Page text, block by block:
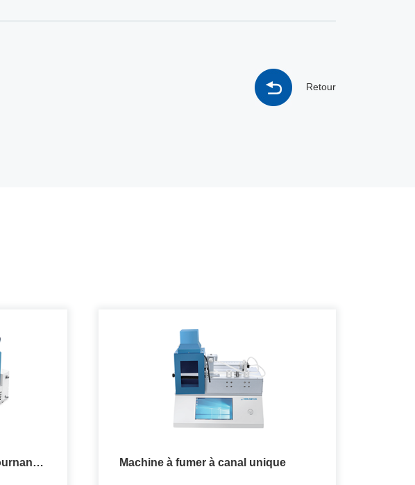
Retour
à
Machine à fumer à canal unique